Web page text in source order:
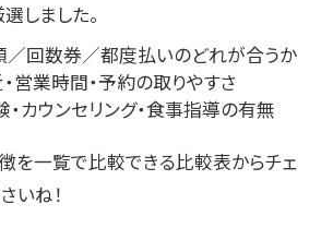
しました。
／回数券／都度払いのどれが合うか
・営業時間・予約の取りやすさ
・カウンセリング・食事指導の有無
を一覧で比較できる比較表からチェ
いね！